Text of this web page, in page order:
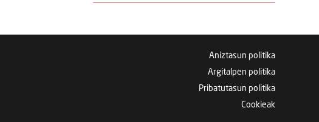
Aniztasun politika
Argitalpen politika
Pribatutasun politika
Cookieak